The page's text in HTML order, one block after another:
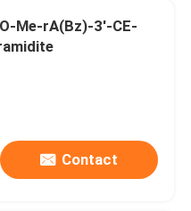
Me-rA(Bz)-3'-CE-
Contact